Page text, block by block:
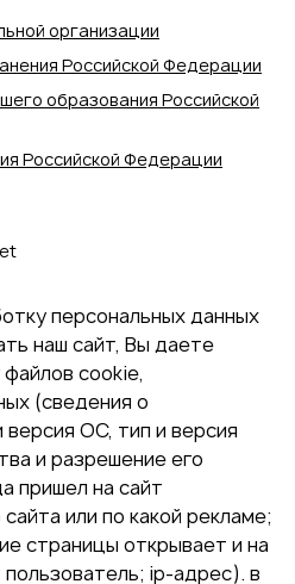
организации
Российской Федерации
образования Российской
Российской Федерации
персональных данных
наш сайт, Вы даете
cookie,
(сведения о
ОС, тип и версия
и разрешение его
пришел на сайт
или по какой рекламе;
страницы открывает и на
ip-адрес). в